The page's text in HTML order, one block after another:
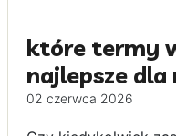
które termy
najlepsze dla
02 czerwca 2026